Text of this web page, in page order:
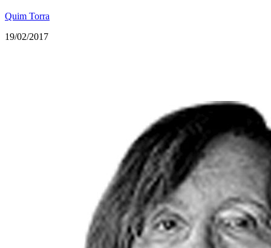
Quim Torra
19/02/2017